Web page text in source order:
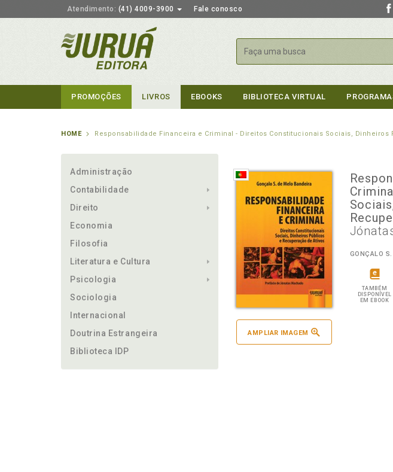
Atendimento: (41) 4009-3900 Fale conosco
Buscar
PROMOÇÕES LIVROS EBOOKS BIBLIOTECA VIRTUAL
HOME Responsabilidade Financeira e Criminal - Direitos Constitucionais Sociais,
Administração
Contabilidade
Direito
Economia
Filosofia
Literatura e Cultura
Psicologia
Sociologia
Internacional
Doutrina Estrangeira
Biblioteca IDP
AMPLIAR IMAGEM
GONÇALO
TAMBÉM
DISPONÍVEL
EM EBOOK